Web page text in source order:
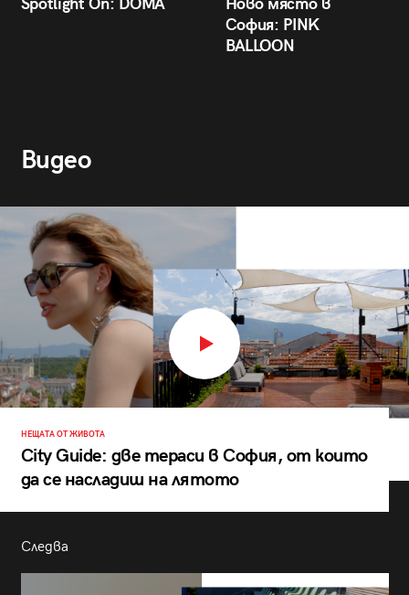
Spotlight On: DÒMA
Ново място в
София: PINK
BALLOON
Видео
НЕЩАТА ОТ ЖИВОТА
City Guide: две тераси в София, от които
да се насладиш на лятото
Следва